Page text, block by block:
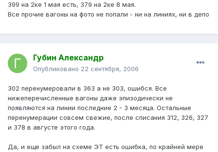
399 на 2ке 1 мая есть, 379 на 2ке 8 мая.
Все прочие вагоны на фото не попали - ни на линиях, ни в депо
Губин Александр
Опубликовано 22 сентября, 2006
302 перенумеровали в 363 а не 303, ошибся. Все
нижеперечисленные вагоны даже эпизодически не
появляются на линии последние 2 - 3 месяца. Остальные
перенумерации совсем свежие, после списания 312, 326, 327
и 378 в августе этого года.
Да, и еще забыл на схеме ЭТ есть ошибка, по крайней мере